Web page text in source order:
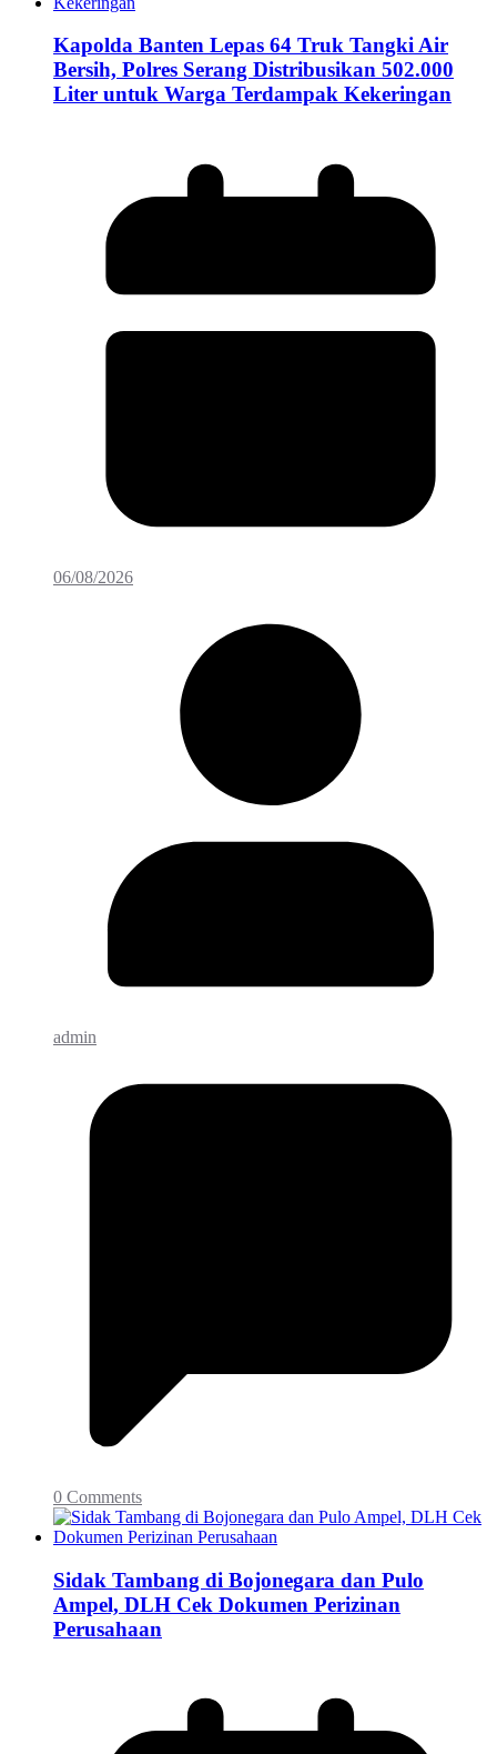
Kapolda Banten Lepas 64 Truk Tangki Air
Bersih, Polres Serang Distribusikan 502.000
Liter untuk Warga Terdampak Kekeringan
06/08/2026
admin
0 Comments
Sidak Tambang di Bojonegara dan Pulo
Ampel, DLH Cek Dokumen Perizinan
Perusahaan